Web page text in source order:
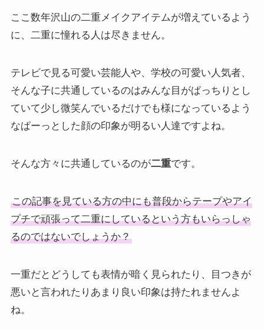
ここ数年沢山の二重メイクアイテムが増えているよう
に、二重に憧れる人は尽きません。
テレビで見る可愛い芸能人や、学校の可愛い人気者、
そんな子に共通しているのはみんな目がぱっちりとし
ていて少し微笑んでいるだけでも様になっているよう
なぱーっとした顔の印象が明るい人達ですよね。
そんな方々に共通しているのが二重です。
この記事を見ている方の中にも普段からテープやアイ
プチで頑張って二重にしているという方もいらっしゃ
るのではないでしょうか？
一重だとどうしても表情が暗く見られたり、目つきが
悪いと言われたりあまり良い印象は持たれませんよ
ね。